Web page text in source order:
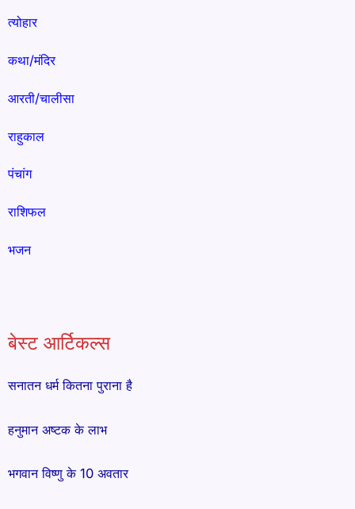
त्योहार
कथा/मंदिर
आरती/चालीसा
राहुकाल
पंचांग
राशिफल
भजन
बेस्ट आर्टिकल्स
सनातन धर्म कितना पुराना है
हनुमान अष्टक के लाभ
भगवान विष्णु के 10 अवतार